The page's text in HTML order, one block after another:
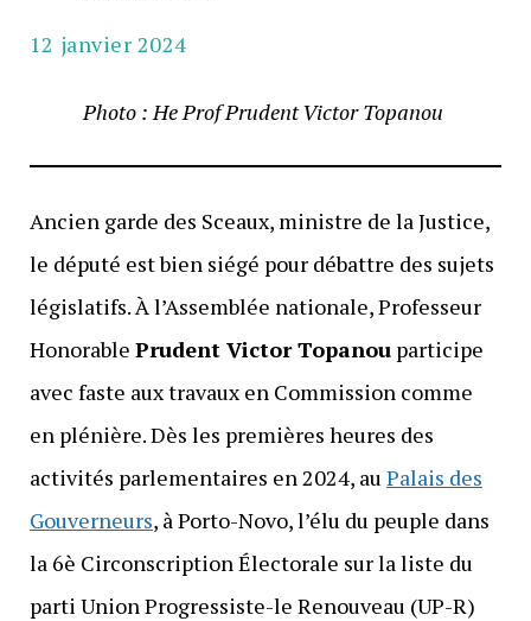
12 janvier 2024
Photo : He Prof Prudent Victor Topanou
Ancien garde des Sceaux, ministre de la Justice,
le député est bien siégé pour débattre des sujets
législatifs. À l’Assemblée nationale, Professeur
Honorable Prudent Victor Topanouparticipe
avec faste aux travaux en Commission comme
en plénière. Dès les premières heures des
activités parlementaires en 2024, au Palais des
Gouverneurs, à Porto-Novo, l’élu du peuple dans
la 6è Circonscription Électorale sur la liste du
parti Union Progressiste-le Renouveau (UP-R)